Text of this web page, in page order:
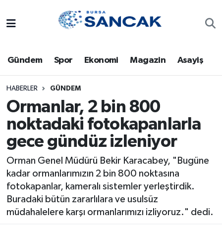
Gündem Spor Ekonomi Magazin Asayiş
HABERLER GÜNDEM
Ormanlar, 2 bin 800
noktadaki fotokapanlarla
gece gündüz izleniyor
Orman Genel Müdürü Bekir Karacabey, "Bugüne
kadar ormanlarımızın 2 bin 800 noktasına
fotokapanlar, kameralı sistemler yerleştirdik.
Buradaki bütün zararlılara ve usulsüz
müdahalelere karşı ormanlarımızı izliyoruz." dedi.
Bursa
Dünya
Eğitim
Ekonomi
Genel
Gündem
Magazin
Trafik Durumu
Süper Lig Puan Durumu ve Fikstür
Tüm Manşetler
Son Dakika Haberleri
Haber Arşivi